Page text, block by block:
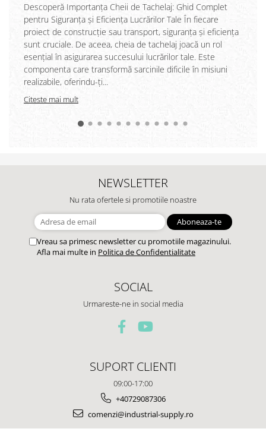
Descoperă Importanța Cheii de Tachelaj: Ghid Complet
pentru Siguranța și Eficiența Lucrărilor Tale În fiecare
proiect de construcție sau transport, siguranța și eficiența
sunt cruciale. De aceea, cheia de tachelaj joacă un rol
esențial în asigurarea succesului lucrărilor tale. Este
componenta care transformă sarcinile dificile în misiuni
realizabile, oferindu-ți...
Citeste mai mult
NEWSLETTER
Nu rata ofertele si promotiile noastre
Vreau sa primesc newsletter cu promotiile magazinului.
Afla mai multe in Politica de Confidentialitate
SOCIAL
Urmareste-ne in social media
SUPORT CLIENTI
09:00-17:00
+40729087306
comenzi@industrial-supply.ro